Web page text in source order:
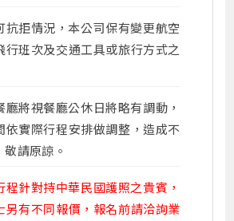
抗拒情況，本公司保有變更航空
行班次及交通工具或旅行方式之
廳將視餐廳公休日將略有調動，
依實際行程安排做調整，造成不
請原諒。
程針對持中華民國護照之貴賓，
另有不同報價，報名前請洽詢業